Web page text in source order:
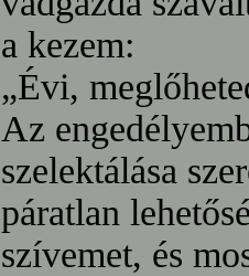
a kezem:
„Évi,
Az
szelektálása
páratlan
szívemet, és